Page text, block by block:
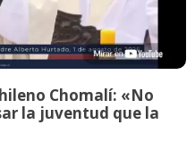
Chomalí: «No
la juventud que la